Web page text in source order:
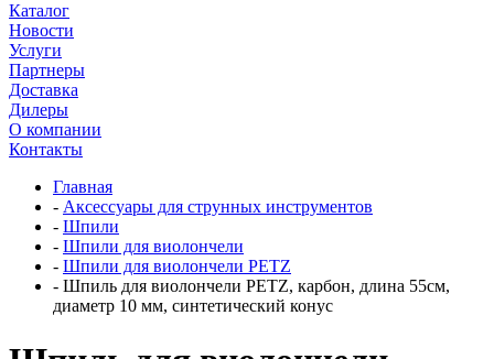
Каталог
Новости
Услуги
Партнеры
Доставка
Дилеры
О компании
Контакты
Главная
- Аксессуары для струнных инструментов
- Шпили
- Шпили для виолончели
- Шпили для виолончели PETZ
- Шпиль для виолончели PETZ, карбон, длина 55см,
диаметр 10 мм, синтетический конус